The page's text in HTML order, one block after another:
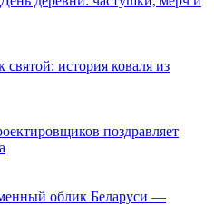
святой: история коваля из
поздравляет
облик Беларуси —